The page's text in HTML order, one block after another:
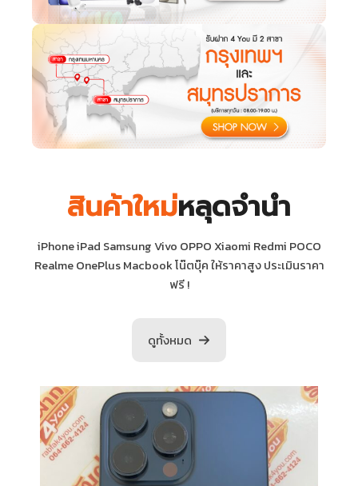
สินค้าใหม่หลุดจำนำ
iPhone iPad Samsung Vivo OPPO Xiaomi Redmi POCO
Realme OnePlus Macbook โน๊ตบุ๊ค ให้ราคาสูง ประเมินราคา
ฟรี !
ดูทั้งหมด